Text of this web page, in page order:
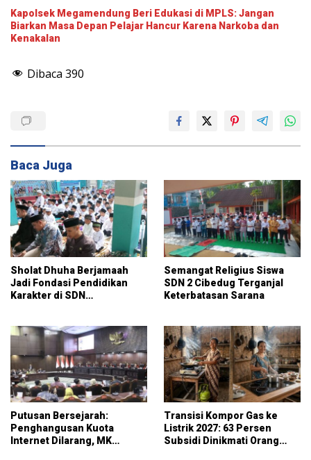
Kapolsek Megamendung Beri Edukasi di MPLS: Jangan
Biarkan Masa Depan Pelajar Hancur Karena Narkoba dan
Kenakalan
Dibaca 390
Baca Juga
Sholat Dhuha Berjamaah
Jadi Fondasi Pendidikan
Karakter di SDN
Semangat Religius Siswa
SDN 2 Cibedug Terganjal
Keterbatasan Sarana
Putusan Bersejarah:
Penghangusan Kuota
Internet Dilarang, MK
Transisi Kompor Gas ke
Listrik 2027: 63 Persen
Subsidi Dinikmati Orang